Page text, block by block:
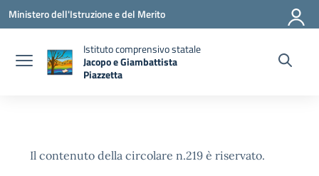
Vai ai contenuti
Vai al menu di navigazione
Vai al footer
Ministero dell'Istruzione e del Merito
Istituto comprensivo statale
Jacopo e Giambattista
Piazzetta
Il contenuto della circolare n.219 è riservato.